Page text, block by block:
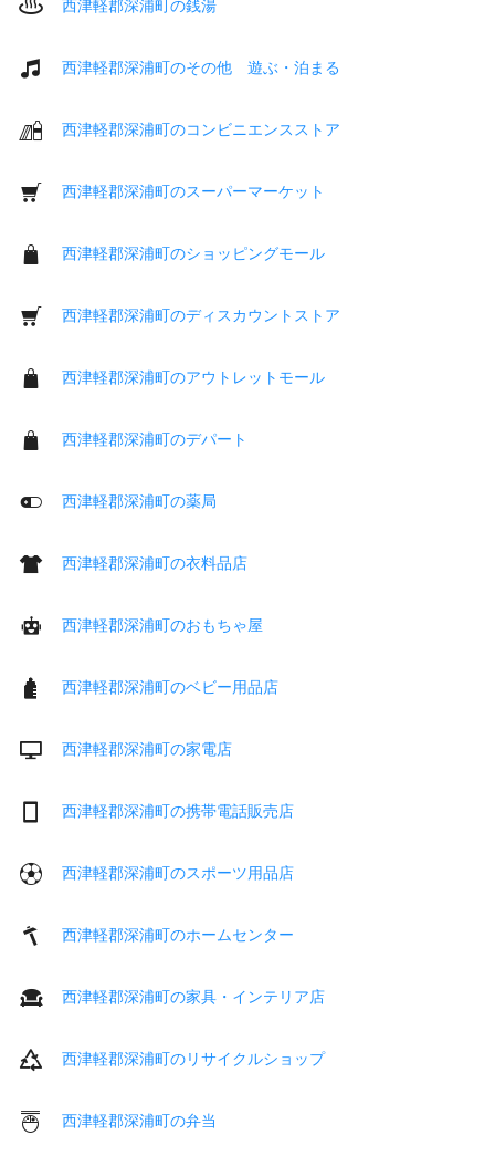
西津軽郡深浦町の銭湯
西津軽郡深浦町のその他 遊ぶ・泊まる
西津軽郡深浦町のコンビニエンスストア
西津軽郡深浦町のスーパーマーケット
西津軽郡深浦町のショッピングモール
西津軽郡深浦町のディスカウントストア
西津軽郡深浦町のアウトレットモール
西津軽郡深浦町のデパート
西津軽郡深浦町の薬局
西津軽郡深浦町の衣料品店
西津軽郡深浦町のおもちゃ屋
西津軽郡深浦町のベビー用品店
西津軽郡深浦町の家電店
西津軽郡深浦町の携帯電話販売店
西津軽郡深浦町のスポーツ用品店
西津軽郡深浦町のホームセンター
西津軽郡深浦町の家具・インテリア店
西津軽郡深浦町のリサイクルショップ
西津軽郡深浦町の弁当